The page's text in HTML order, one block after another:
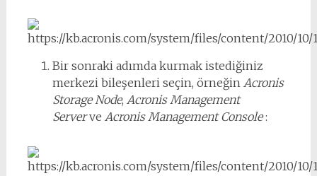
Bir sonraki adımda kurmak istediğiniz
merkezi bileşenleri seçin, örneğin Acronis
Storage Node, Acronis Management
Serverve Acronis Management Console: